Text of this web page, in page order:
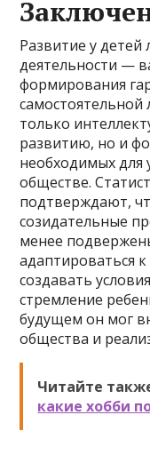
Развитие у
деятельности —
формирования
самостоятельной
только
развитию, но и
необходимых
обществе.
подтверждают,
созидательные
менее
адаптироваться
создавать
стремление
будущем он мог
общества и
Читайте
какие хобби